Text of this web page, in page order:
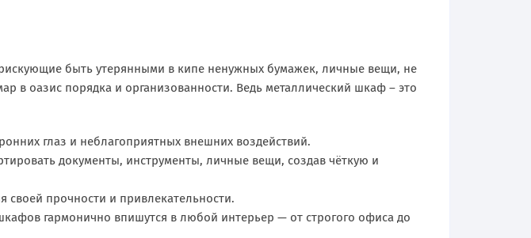
быть утерянными в кипе ненужных бумажек, личные вещи, не
в оазис порядка и организованности. Ведь металлический шкаф – это
глаз и неблагоприятных внешних воздействий.
документы, инструменты, личные вещи, создав чёткую и
своей прочности и привлекательности.
гармонично впишутся в любой интерьер — от строгого офиса до